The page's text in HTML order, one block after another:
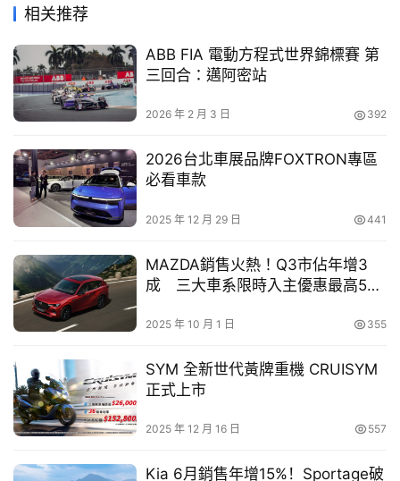
古
車
買
車
幫
忙
跨
界
玩
C
A
Motorbike
基礎油的高效能配方，具備優異的耐剪切穩定性、抗氧化能
力、引擎運轉降噪與低磨損性能。不論是頻繁走停的日常通
勤、長距離耐久行駛或亞熱帶地區的多變氣候，皆能輕鬆勝
任潤滑、清潔與保護的角色，並延長引擎壽命。該機油符合
API SL與 JASO MA2 雙重規範，可適用於乾式離合器的速
克達與濕式離合器的打檔車款，推薦給所有適用於該黏度規
範下的空冷及水冷四行程摩托車引擎，官方建議售價為
550 元(不含工資)。
相关推荐
ABB FIA 電動方程式世界錦標賽 第
三回合：邁阿密站
2026 年 2 月 3 日 392
2026台北車展品牌FOXTRON專區
必看車款
2025 年 12 月 29 日 441
MAZDA銷售火熱！Q3市佔年增3
成 三大車系限時入主優惠最高5萬
2025 年 10 月 1 日 355
SYM 全新世代黃牌重機 CRUISYM
正式上市
2025 年 12 月 16 日 557
Kia 6月銷售年增15%！Sportage破